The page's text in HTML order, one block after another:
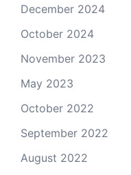
December 2024
October 2024
November 2023
May 2023
October 2022
September 2022
August 2022